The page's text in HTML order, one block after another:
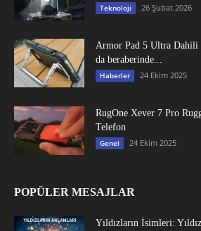
Teknoloji 26 Şubat 2026
Armor Pad 5 Ultra Dahili
da beraberinde...
Haberler 24 Ekim 2025
RugOne Xever 7 Pro
Telefon
Genel 24 Ekim 2025
POPÜLER MESAJLAR
Yıldızların İsimleri: